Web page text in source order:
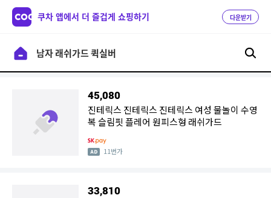
쿠차 앱에서 더 즐겁게 쇼핑하기 다운받기
45,080
진테릭스 진테릭스 진테릭스 여성 물놀이 수영
복 슬림핏 플레어 원피스형 래쉬가드
11번가
33,810